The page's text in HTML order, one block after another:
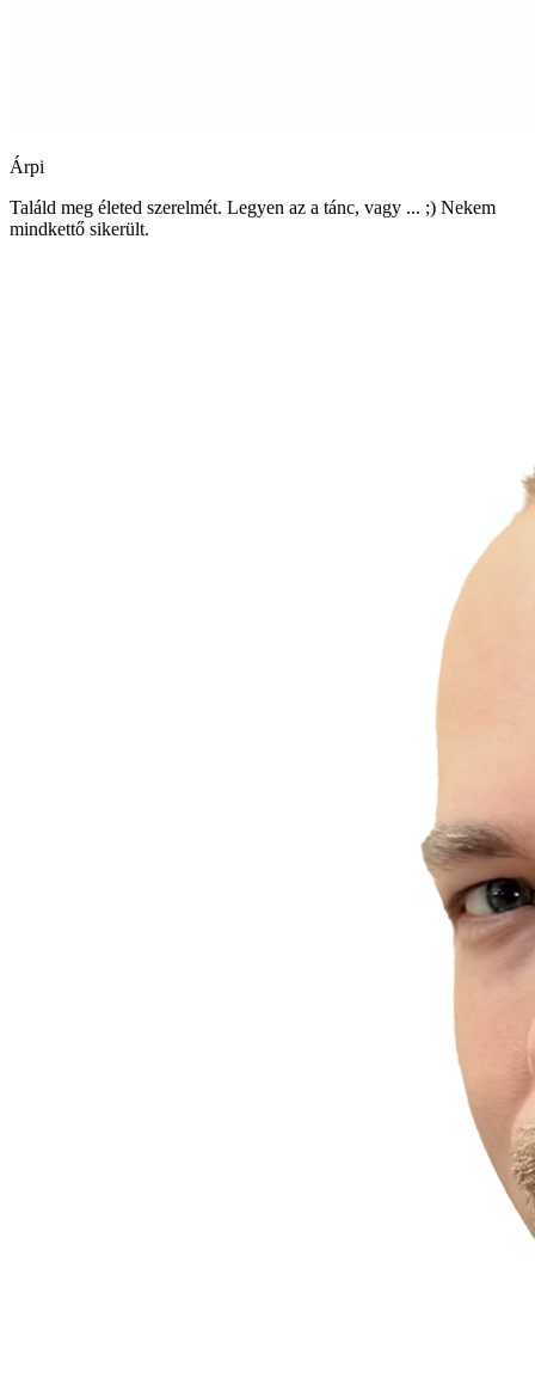
Árpi
Találd meg életed szerelmét. Legyen az a tánc, vagy ... ;) Nekem
mindkettő sikerült.